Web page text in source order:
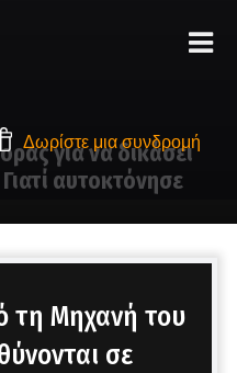
Δωρίστε μια συνδρομή
για να δικάσει
αυτοκτόνησε
τη Μηχανή του
σε